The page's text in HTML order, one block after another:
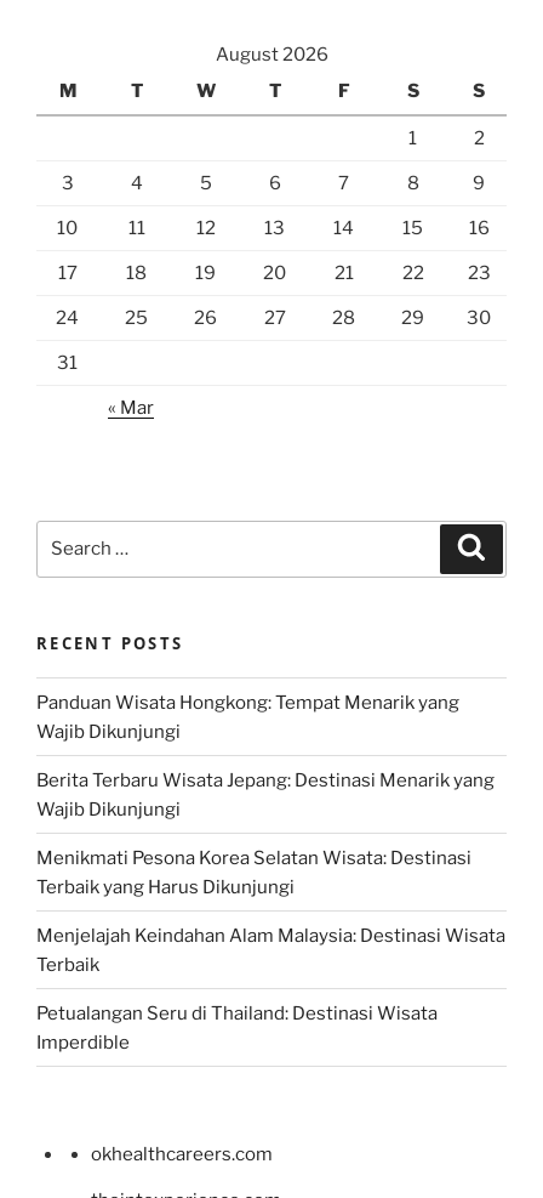
August 2026
M
T W T F S S
1 2
3 4 5 6 7 8 9
10 11 12 13 14 15 16
17 18 19 20 21 22 23
24 25 26 27 28 29 30
31
« Mar
RECENT POSTS
Panduan Wisata Hongkong: Tempat Menarik yang
Wajib Dikunjungi
Berita Terbaru Wisata Jepang: Destinasi Menarik yang
Wajib Dikunjungi
Menikmati Pesona Korea Selatan Wisata: Destinasi
Terbaik yang Harus Dikunjungi
Menjelajah Keindahan Alam Malaysia: Destinasi Wisata
Terbaik
Petualangan Seru di Thailand: Destinasi Wisata
Imperdible
okhealthcareers.com